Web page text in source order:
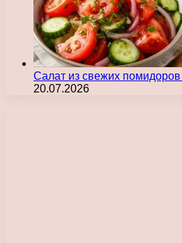
Салат из свежих
20.07.2026